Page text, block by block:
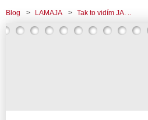
Najčítanejšie články
Najkomentovanejšie články
Blog > LAMAJA > Tak to vidím JA. ..